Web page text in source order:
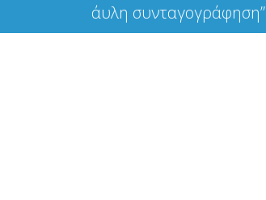
άυλη συνταγογράφηση”